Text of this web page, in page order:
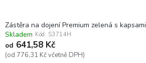
Zástěra na dojení Premium zelená s kapsami
Skladem Kód: S3714H
od 641,58 Kč
(od 776,31 Kč včetně DPH)